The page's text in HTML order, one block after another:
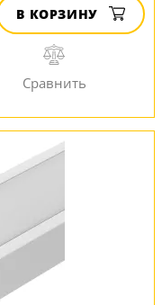
В КОРЗИНУ